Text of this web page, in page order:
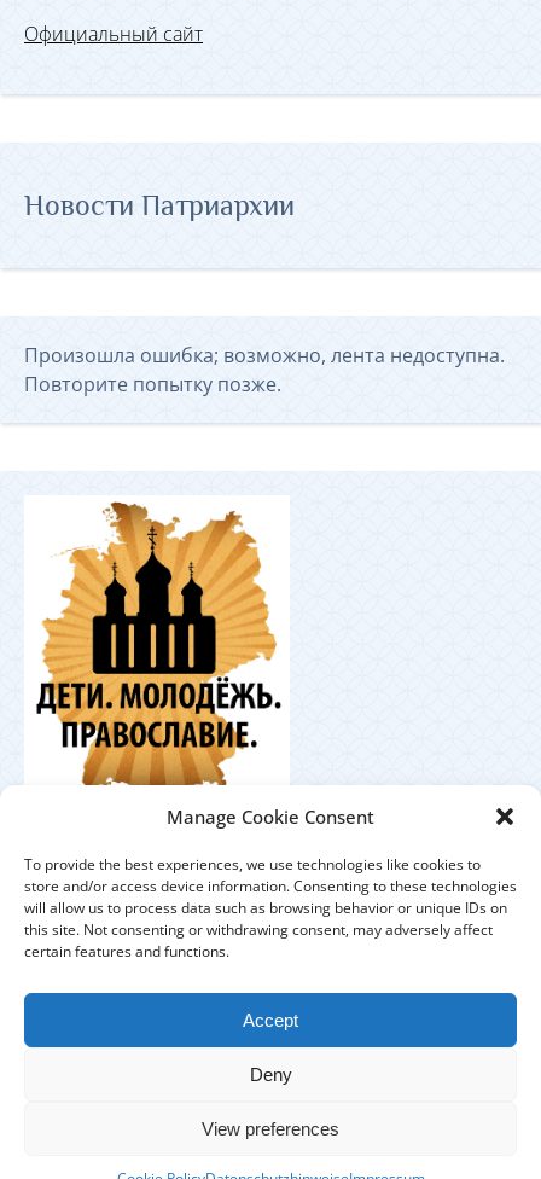
Manage Cookie Consent
To provide the best experiences, we use technologies like cookies to
store and/or access device information. Consenting to these technologies
will allow us to process data such as browsing behavior or unique IDs on
this site. Not consenting or withdrawing consent, may adversely affect
certain features and functions.
Accept
Deny
View preferences
Официальный сайт
Новости Патриархии
Произошла ошибка; возможно, лента недоступна.
Повторите попытку позже.
центр по работе с православной молодёжью в
Германии